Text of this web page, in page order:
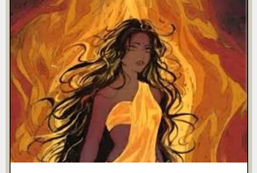
എന്നാണ് ഉല്പത്തി പുസ്തകത്തിൻ്റെ
വെളിപാട്. പുരുഷനെയും
സ്ത്രീയെയും തൻ്റെ
ഛായാസാദൃശ്യങ്ങളിൽ ദൈവം
സൃഷ്‌ടിച്ചിട്ടുണ്ടെങ്കിൽ പുരുഷനും
സ്ത്രീയും ഒരേപോലെയും
സമനന്വിതമായും ദൈവ
പ്രതിഛായകൾതന്നെ. സത്യത്തിൽ
പുരുഷത്വവും സ്ത്രീ